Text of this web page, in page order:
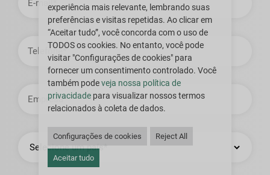
email
Telefone
Empresa
experiência mais relevante, lembrando suas
preferências e visitas repetidas. Ao clicar em
“Aceitar tudo”, você concorda com o uso de
TODOS os cookies. No entanto, você pode
visitar "Configurações de cookies" para
fornecer um consentimento controlado. Você
também podeveja nossa política de
privacidade para visualizar nossos termos
relacionados à coleta de dados.
Configurações de cookies Reject All
Aceitar tudo